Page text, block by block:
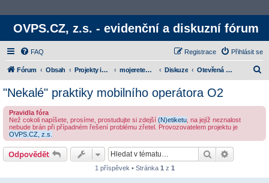
OVPS.CZ, z.s. - evidenční a diskuzní fórum
FAQ Přihlásit se
Registrace
Fórum Obsah Projekty iniciativy mojeretence.cz Diskuze Otevřená diskuzní témata
t
"Nekalé" praktiky mobilního operátora O2
Pravidla fóra
Než cokoli napíšete, prosíme, prostudujte si zdejší (N)etiketu , na jejíž neznalost
nebude brán při případném řešení problému zřetel. Provozovatelem projektu je
OVPS.CZ, z.s.
Odpovědět Hledat
1 příspěvek • Stránka 1 z 1